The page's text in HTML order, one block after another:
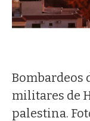
Bombardeos
militares de
palestina.